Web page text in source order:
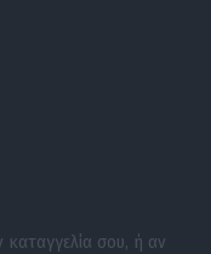
σου, ή αν